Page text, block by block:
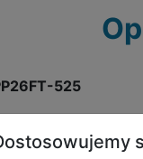
525
materiałów.
wyprofilowane i